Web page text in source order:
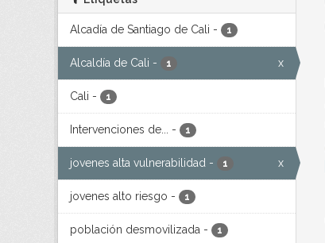
Alcadía de Santiago de Cali - 1
Alcaldía de Cali - 1 x
Cali - 1
Intervenciones de... - 1
jovenes alta vulnerabilidad - 1 x
jovenes alto riesgo - 1
población desmovilizada - 1